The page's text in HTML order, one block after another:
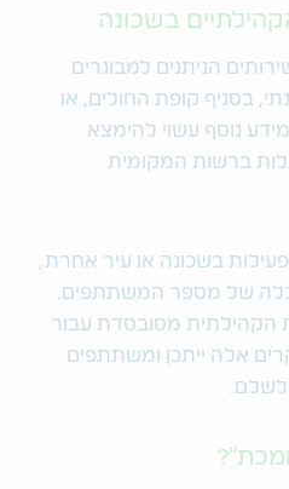
בשכונה
הניתנים למבוגרים
בסניף קופת החולים, או
מידע נוסף עשוי להימצא
ברשות המקומית
בשכונה או עיר אחרת,
של מספר המשתתפים.
הקהילתית מסובסדת עבור
אלה ייתכן ומשתתפים
לשלם.